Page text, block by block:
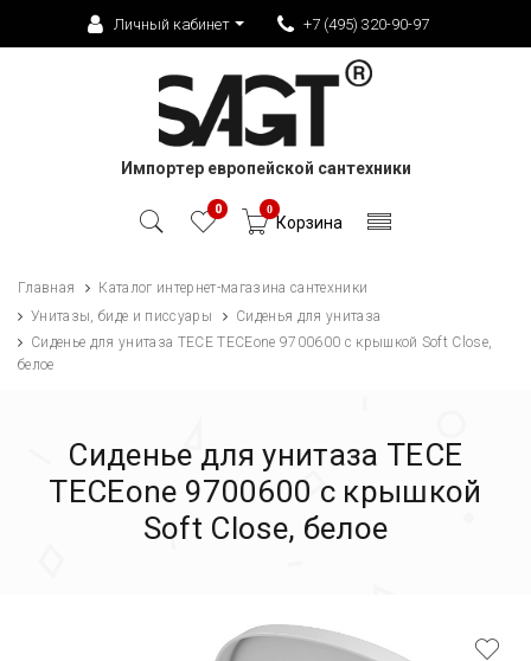
Личный кабинет +7 (495) 320-90-97
Импортер европейской сантехники
0 0
Корзина
Главная
Каталог интернет-магазина сантехники
Унитазы, биде и писсуары
Сиденья для унитаза
Сиденье для унитаза TECE TECEone 9700600 c крышкой Soft Close,
белое
Сиденье для унитаза TECE
TECEone 9700600 c крышкой
Soft Close, белое